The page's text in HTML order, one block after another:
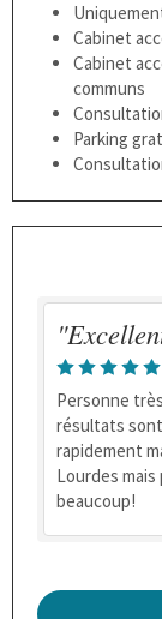
Cabinet
Cabinet
communs
Parking
Personne
résultats
rapidement
Lourdes
beaucoup!